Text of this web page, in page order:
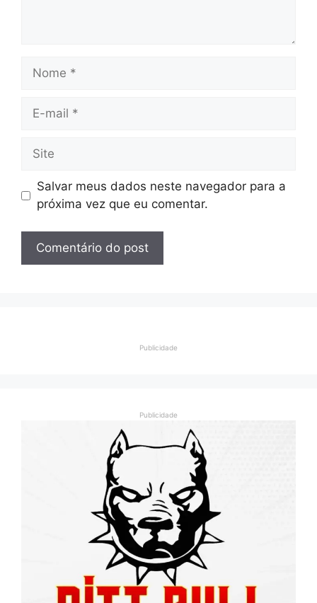
Nome
Site
Salvar meus dados neste navegador para a
próxima vez que eu comentar.
Publicidade
Publicidade